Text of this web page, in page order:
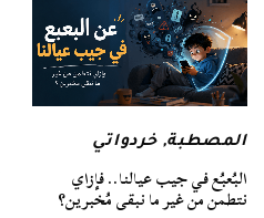
المصطبة,خردواتي
البُعبُع في جيب عيالنا.. فإزاي
نتطمن من غير ما نبقى مُخبرين؟